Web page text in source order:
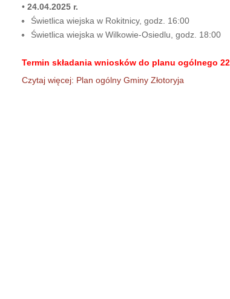
•24.04.2025 r.
Świetlica wiejska w Rokitnicy, godz. 16:00
Świetlica wiejska w Wilkowie-Osiedlu, godz. 18:00
Termin składania wniosków do planu ogólnego
Czytaj więcej: Plan ogólny Gminy Złotoryja